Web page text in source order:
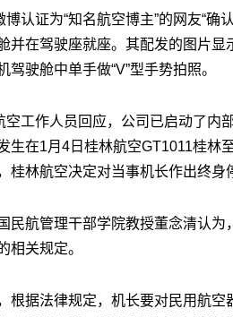
认证为“知名航空博主”的网友“确
并在驾驶座就座。其配发的图片显
驶舱中单手做“V”型手势拍照。
空工作人员回应，公司已启动了内
生在1月4日桂林航空GT1011桂林
桂林航空决定对当事机长作出终身
民航管理干部学院教授董念清认为
相关规定。
根据法律规定，机长要对民用航